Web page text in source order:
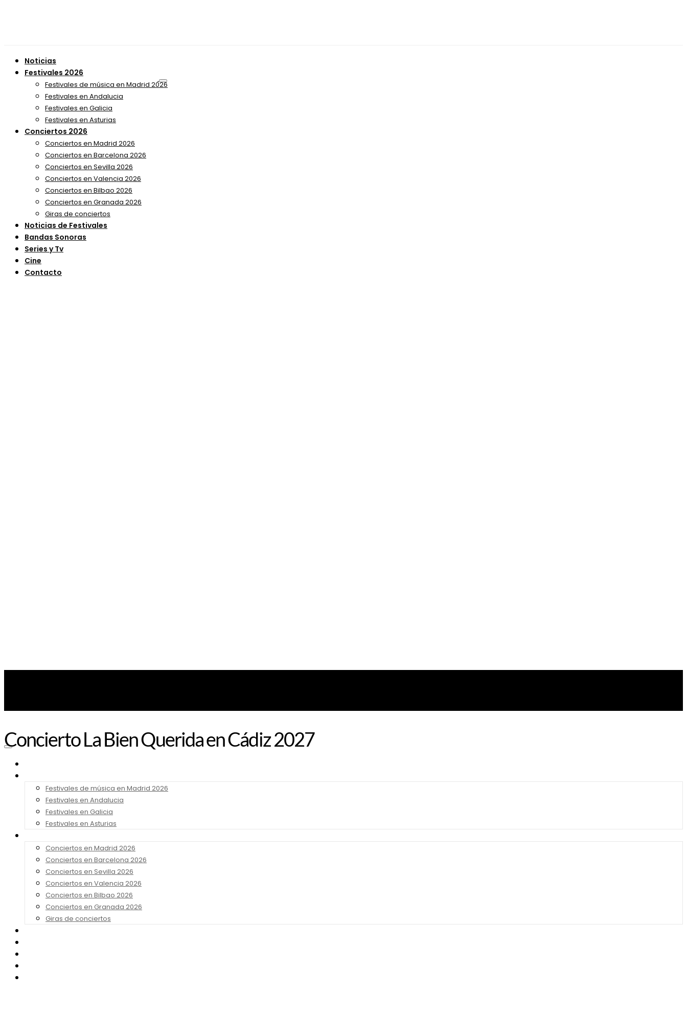
Noticias
Festivales 2026
Festivales de música en Madrid 2026
Festivales en Andalucia
Festivales en Galicia
Festivales en Asturias
Conciertos 2026
Conciertos en Madrid 2026
Conciertos en Barcelona 2026
Conciertos en Sevilla 2026
Conciertos en Valencia 2026
Conciertos en Bilbao 2026
Conciertos en Granada 2026
Giras de conciertos
Noticias de Festivales
Bandas Sonoras
Series y Tv
Cine
Contacto
Festivales de música en Madrid 2026
Festivales en Andalucia
Festivales en Galicia
Festivales en Asturias
Conciertos en Madrid 2026
Conciertos en Barcelona 2026
Conciertos en Sevilla 2026
Conciertos en Valencia 2026
Conciertos en Bilbao 2026
Conciertos en Granada 2026
Giras de conciertos
Concierto La Bien Querida en Cádiz 2027